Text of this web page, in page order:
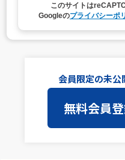
（1）お問い合わせ対応
4. 個人情報取扱いの
当社は事業運営上、前項
を外部に委託することが
護水準の高い委託先を選
保持についての契約を交
このサイトは
Googleのプライバシーポ
会員限定の未公
無料会員